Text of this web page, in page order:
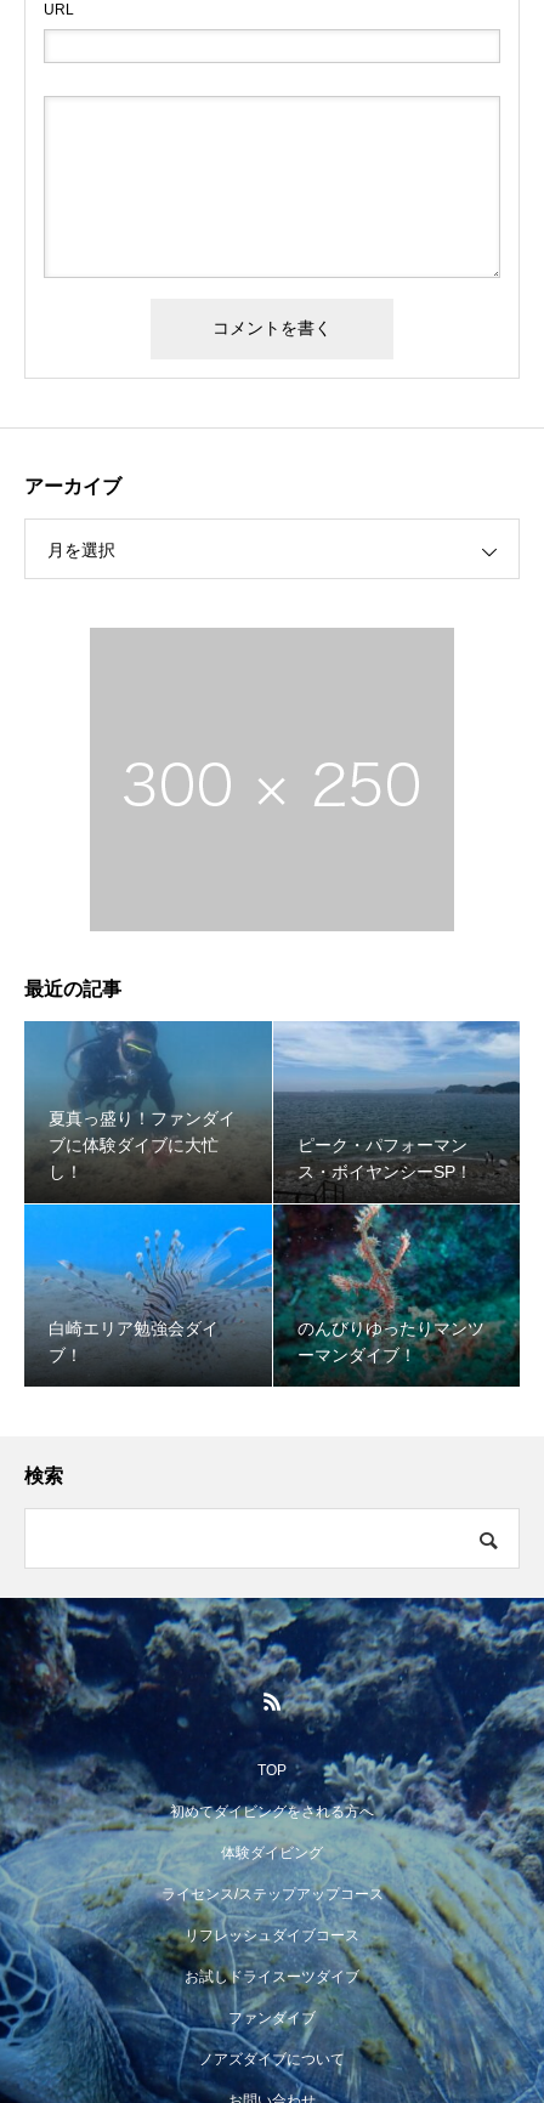
URL
アーカイブ
月を選択
最近の記事
夏真っ盛り！ファンダイ
ブに体験ダイブに大忙
し！
ピーク・パフォーマン
ス・ボイヤンシーSP！
白崎エリア勉強会ダイ
ブ！
のんびりゆったりマンツ
ーマンダイブ！
検索
TOP
初めてダイビングをされる方へ
体験ダイビング
ライセンス/ステップアップコース
リフレッシュダイブコース
お試しドライスーツダイブ
ファンダイブ
ノアズダイブについて